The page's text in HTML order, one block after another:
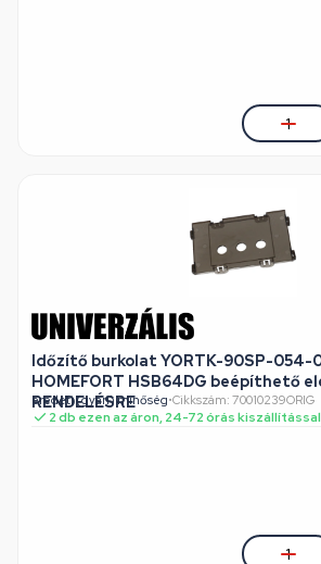
Időzítő burkolat YORTK-90SP-054-
HOMEFORT HSB64DG beépíthető elektromos sütő /
RENDELÉSRE
eredeti (gyári) minőség•Cikkszám: 70010239ORIG
2 db ezen az áron, 24-72 órás kiszállítással